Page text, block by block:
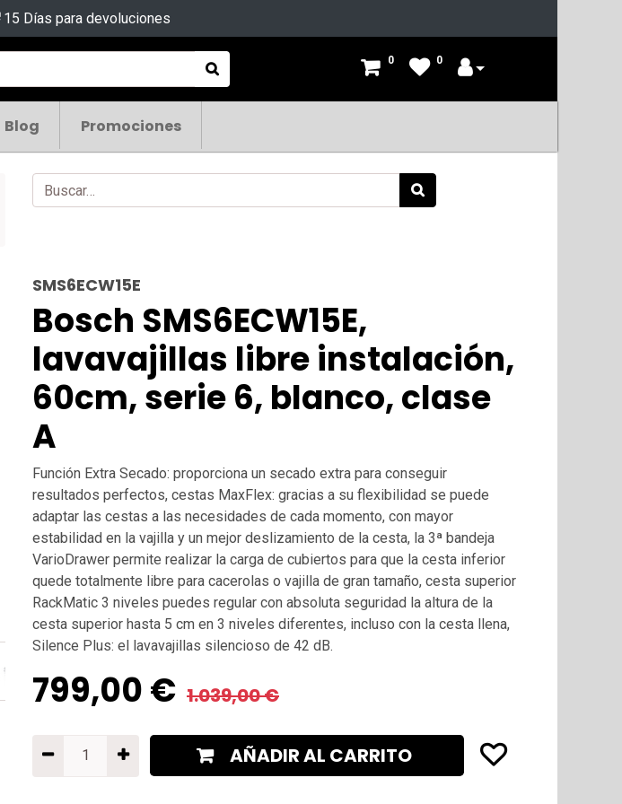
15 Días para devoluciones
0 0
Blog Promociones
SMS6ECW15E
Bosch SMS6ECW15E,
lavavajillas libre instalación,
60cm, serie 6, blanco, clase
A
Función Extra Secado: proporciona un secado extra para conseguir
resultados perfectos, cestas MaxFlex: gracias a su flexibilidad se puede
adaptar las cestas a las necesidades de cada momento, con mayor
estabilidad en la vajilla y un mejor deslizamiento de la cesta, la 3ª bandeja
VarioDrawer permite realizar la carga de cubiertos para que la cesta inferior
quede totalmente libre para cacerolas o vajilla de gran tamaño, cesta superior
RackMatic 3 niveles puedes regular con absoluta seguridad la altura de la
cesta superior hasta 5 cm en 3 niveles diferentes, incluso con la cesta llena,
Silence Plus: el lavavajillas silencioso de 42 dB.
799,00€ 1.039,00€
AÑADIR AL CARRITO